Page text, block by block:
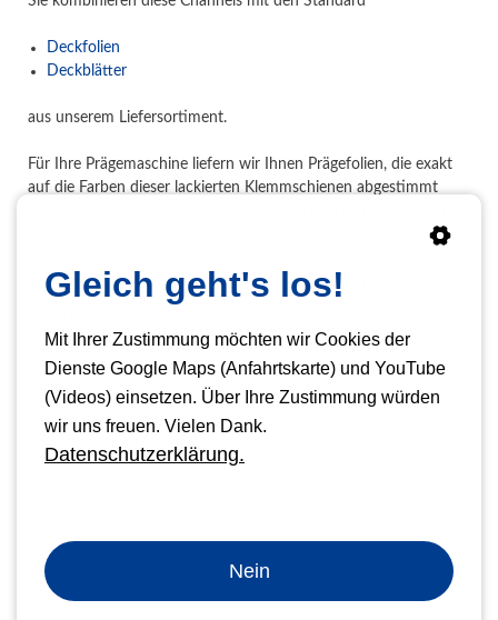
Deckfolien
Deckblätter
aus unserem Liefersortiment.
Für Ihre Prägemaschine liefern wir Ihnen Prägefolien, die exakt
auf die Farben dieser lackierten Klemmschienen abgestimmt
297 mm lackierte Klemmschiene für Opus
Rückenbreiten
5, 7, 10, 13, 16, 20, 24, 28 und 32 mm
Farben
Verpackungseinheit
25 Stück
Gleich geht's los!
Mit Ihrer Zustimmung möchten wir Cookies der
Dienste Google Maps (Anfahrtskarte) und YouTube
(Videos) einsetzen. Über Ihre Zustimmung würden
wir uns freuen. Vielen Dank.
Datenschutzerklärung.
Nein